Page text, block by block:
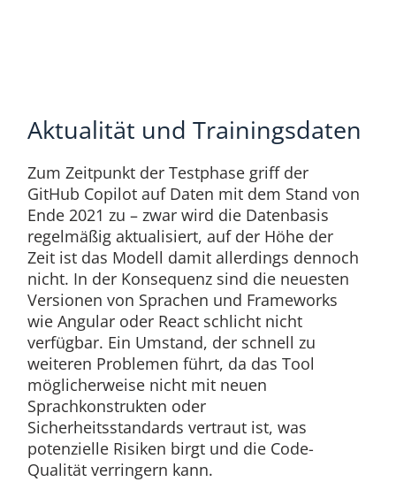
Aktualität und Trainingsdaten​
Zum Zeitpunkt der Testphase griff der
GitHub Copilot auf Daten mit dem Stand von
Ende 2021 zu – zwar wird die Datenbasis
regelmäßig aktualisiert, auf der Höhe der
Zeit ist das Modell damit allerdings dennoch
nicht. In der Konsequenz sind die neuesten
Versionen von Sprachen und Frameworks
wie Angular oder React schlicht nicht
verfügbar. Ein Umstand, der schnell zu
weiteren Problemen führt, da das Tool
möglicherweise nicht mit neuen
Sprachkonstrukten oder
Sicherheitsstandards vertraut ist, was
potenzielle Risiken birgt und die Code-
Qualität verringern kann.